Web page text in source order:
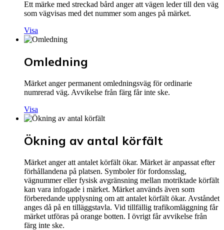
Ett märke med streckad bård anger att vägen leder till den väg
som vägvisas med det nummer som anges på märket.
Visa
Omledning
Märket anger permanent omledningsväg för ordinarie
numrerad väg. Avvikelse från färg får inte ske.
Visa
Ökning av antal körfält
Märket anger att antalet körfält ökar. Märket är anpassat efter
förhållandena på platsen. Symboler för fordonsslag,
vägnummer eller fysisk avgränsning mellan motriktade körfält
kan vara infogade i märket. Märket används även som
förberedande upplysning om att antalet körfält ökar. Avståndet
anges då på en tilläggstavla. Vid tillfällig trafikomläggning får
märket utföras på orange botten. I övrigt får avvikelse från
färg inte ske.